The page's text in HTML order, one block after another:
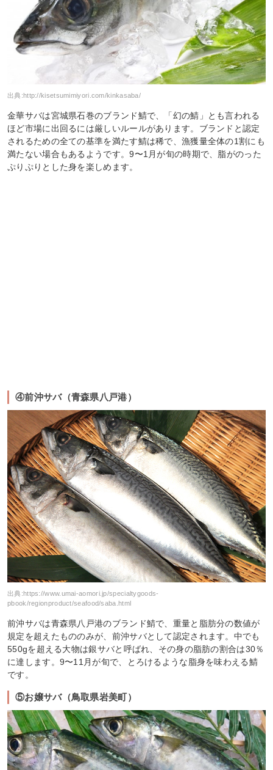
出典:http://kisetsumimiyori.com/kinkasaba/
金華サバは宮城県石巻のブランド鯖で、「幻の鯖」とも言われる
ほど市場に出回るには厳しいルールがあります。ブランドと認定
されるための全ての基準を満たす鯖は稀で、漁獲量全体の1割にも
満たない場合もあるようです。9〜1月が旬の時期で、脂がのった
ぷりぷりとした身を楽しめます。
④前沖サバ（青森県八戸港）
出典: https://www.umai-aomori.jp/specialtygoods-
pbook/regionproduct/seafood/saba.html
前沖サバは青森県八戸港のブランド鯖で、重量と脂肪分の数値が
規定を超えたもののみが、前沖サバとして認定されます。中でも
550gを超える大物は銀サバと呼ばれ、その身の脂肪の割合は30％
に達します。9〜11月が旬で、とろけるような脂身を味わえる鯖
です。
⑤お嬢サバ（鳥取県岩美町）